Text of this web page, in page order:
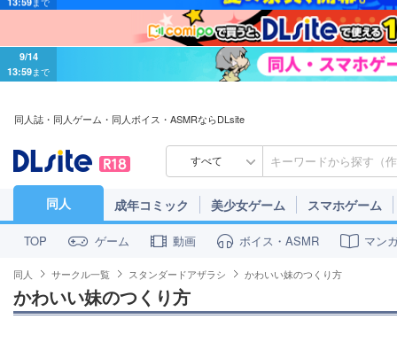
9/14
13:59まで
同人誌・同人ゲーム・同人ボイス・ASMRならDLsite
すべて
同人 成年コミック 美少女ゲーム スマホゲーム
TOP ゲーム 動画 ボイス・ASMR マン
同人 サークル一覧 スタンダードアザラシ かわいい妹のつくり方
かわいい妹のつくり方